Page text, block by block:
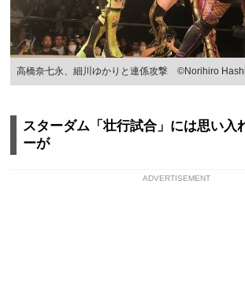
高橋奈七永、細川ゆかりと連係攻撃 ©Norihiro
スターダム「壮行試合」には思い入
ーが
ADVERTISEMENT